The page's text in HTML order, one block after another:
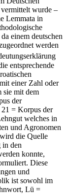
vermittelt wurde –
Lemmata in
einem deutschen
werden
entsprechende
einer Zahl oder
sie mit dem
der
21 = Korpus der
welches in
und Agronomen
die Quelle
in den
konnte,
Diese
und
ist sowohl im
Lü =